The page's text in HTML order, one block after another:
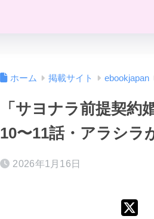
ホーム 掲載サイト ebookjapan
「サヨナラ前提契約
10〜11話・アラシラ
2026年1月16日